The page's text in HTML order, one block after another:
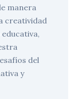
manera
creatividad
del
y